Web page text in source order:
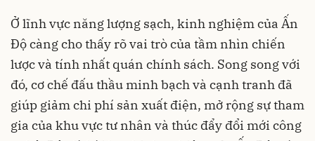
Ở lĩnh vực năng lượng sạch, kinh nghiệm của Ấn
Độ càng cho thấy rõ vai trò của tầm nhìn chiến
lược và tính nhất quán chính sách. Song song với
đó, cơ chế đấu thầu minh bạch và cạnh tranh đã
giúp giảm chi phí sản xuất điện, mở rộng sự tham
gia của khu vực tư nhân và thúc đẩy đổi mới công